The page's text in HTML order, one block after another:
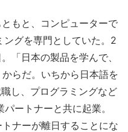
もと、コンピューターで
グを専門としていた。2
「日本の製品を学んで、
らだ。いちから日本語を
し、プログラミングなど
ートナーと共に起業。
ナーが離日することにな